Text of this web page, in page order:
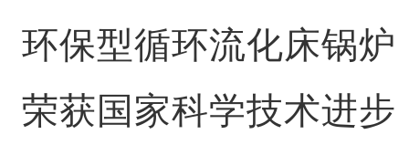
环保型循环流化床锅炉
荣获国家科学技术进步